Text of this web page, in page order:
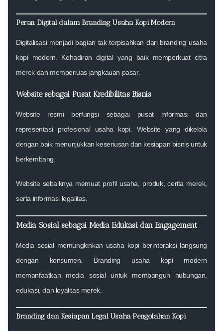
Peran Digital dalam Branding Usaha Kopi Modern
Digitalisasi menjadi bagian tak terpisahkan dari branding usaha
kopi modern. Kehadiran digital yang baik memperkuat citra
merek dan memperluas jangkauan pasar.
Website sebagai Pusat Kredibilitas Bisnis
Website resmi berfungsi sebagai pusat informasi dan
representasi profesional usaha kopi. Website yang dikelola
dengan baik menunjukkan keseriusan dan kesiapan bisnis untuk
berkembang.
Website sebaiknya memuat profil usaha, produk, cerita merek,
serta informasi legalitas.
Media Sosial sebagai Media Edukasi dan Engagement
Media sosial memungkinkan usaha kopi berinteraksi langsung
dengan konsumen. Branding usaha kopi modern
memanfaatkan media sosial untuk membangun hubungan,
edukasi, dan loyalitas merek.
Branding dan Kesiapan Legal Usaha Pengolahan Kopi